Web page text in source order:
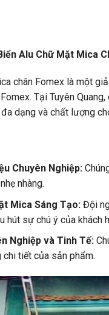
Alu Chữ Mặt Mica
chân Fomex là một
Tại Tuyên
dạng và chất lượng
Chuyên Nghiệp:
nhàng.
Mica Sáng Tạo:Đội
hút sự chú ý của khách
Nghiệp và Tinh Tế:
tiết của sản phẩm.